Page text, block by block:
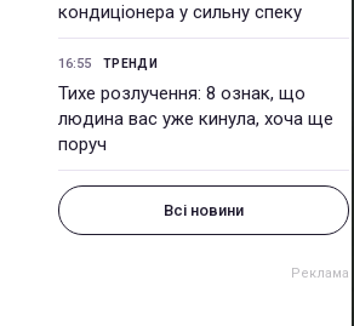
кондиціонера у сильну спеку
16:55 ТРЕНДИ
Тихе розлучення: 8 ознак, що
людина вас уже кинула, хоча ще
поруч
Всі новини